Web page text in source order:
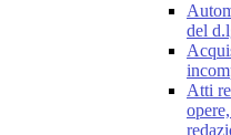
del
Atti